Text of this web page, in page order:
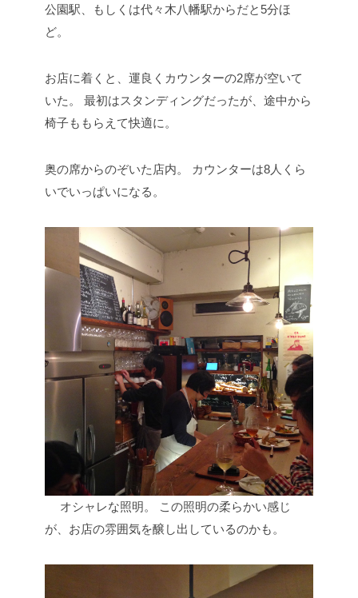
公園駅、もしくは代々木八幡駅からだと5分ほ
ど。
お店に着くと、運良くカウンターの2席が空いて
いた。
最初はスタンディングだったが、途中から
椅子ももらえて快適に。
奥の席からのぞいた店内。
カウンターは8人くら
いでいっぱいになる。
オシャレな照明。
この照明の柔らかい感じ
が、お店の雰囲気を醸し出しているのかも。